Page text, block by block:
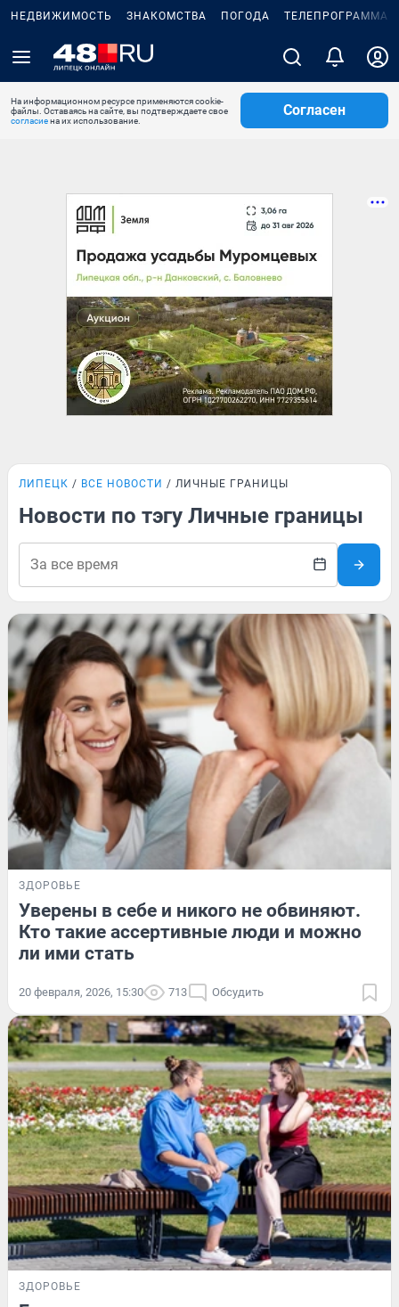
НЕДВИЖИМОСТЬ ЗНАКОМСТВА ПОГОДА ТЕЛЕПРОГРАММА
На информационном ресурсе применяются cookie-
файлы. Оставаясь на сайте, вы подтверждаете свое
согласиена их использование.
Согласен
ЛИПЕЦК ВСЕ НОВОСТИ ЛИЧНЫЕ ГРАНИЦЫ
Новости по тэгу Личные границы
ЗДОРОВЬЕ
Уверены в себе и никого не обвиняют.
Кто такие ассертивные люди и можно
ли ими стать
20 февраля, 2026, 15:30 713 Обсудить
ЗДОРОВЬЕ